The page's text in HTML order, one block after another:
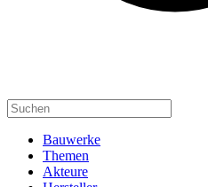
Bauwerke
Themen
Akteure